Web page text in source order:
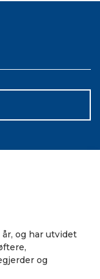
og har utvidet
og